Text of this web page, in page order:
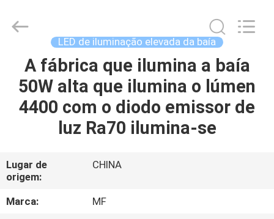
CASA
PRODUTOS
QUEM
SOMOS
Ming
LED de iluminação elevada da baía
A fábrica que ilumina a baía
50W alta que ilumina o lúmen
4400 com o diodo emissor de
luz Ra70 ilumina-se
Lugar de
origem:
CHINA
Marca:
MF